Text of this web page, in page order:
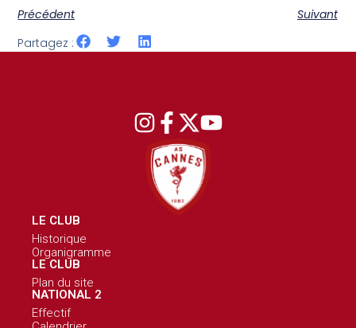
Précédent
Suivant
Partagez :
LE CLUB
Historique
Organigramme
LE CLUB
Plan du site
NATIONAL 2
Effectif